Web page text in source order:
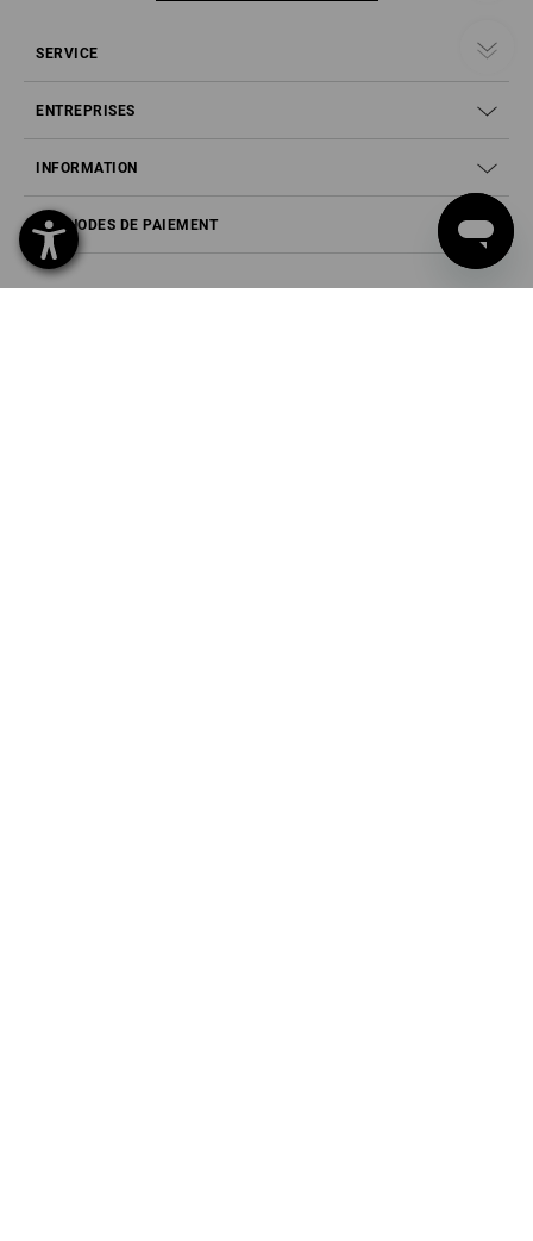
SERVICE
ENTREPRISES
INFORMATION
MÉTHODES DE PAIEMENT